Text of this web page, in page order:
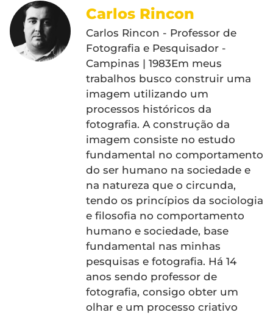
Carlos Rincon
Carlos Rincon - Professor de
Fotografia e Pesquisador -
Campinas | 1983Em meus
trabalhos busco construir uma
imagem utilizando um
processos históricos da
fotografia. A construção da
imagem consiste no estudo
fundamental no comportamento
do ser humano na sociedade e
na natureza que o circunda,
tendo os princípios da sociologia
e filosofia no comportamento
humano e sociedade, base
fundamental nas minhas
pesquisas e fotografia. Há 14
anos sendo professor de
fotografia, consigo obter um
olhar e um processo criativo